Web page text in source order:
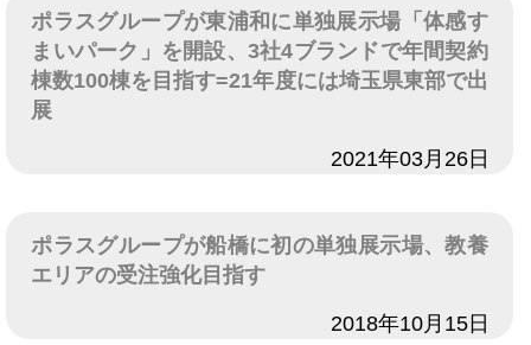
ポラスグループが東浦和に単独展示場「体感す
まいパーク」を開設、3社4ブランドで年間契約
棟数100棟を目指す=21年度には埼玉県東部で出
展
2021年03月26日
ポラスグループが船橋に初の単独展示場、教養
エリアの受注強化目指す
2018年10月15日